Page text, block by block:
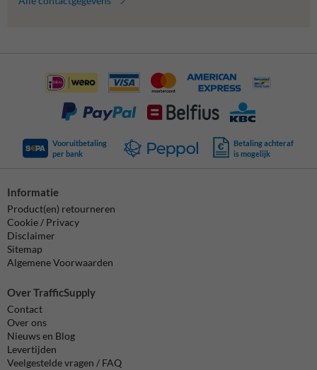
Vooruitbetaling
per bank
Betaling achteraf
is mogelijk
Informatie
Product(en) retourneren
Cookie / Privacy
Disclaimer
Sitemap
Algemene Voorwaarden
Over TrafficSupply
Contact
Over ons
Nieuws en Blog
Levertijden
Veelgestelde vragen / FAQ